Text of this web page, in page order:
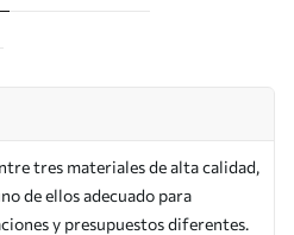
tres materiales de alta calidad,
de ellos adecuado para
y presupuestos diferentes.